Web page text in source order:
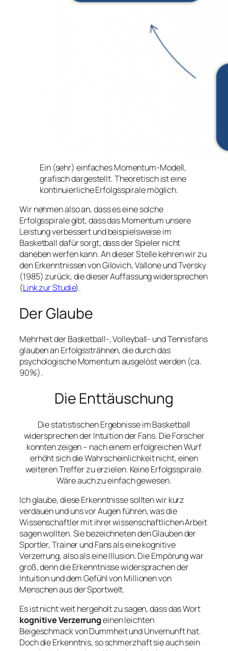
Ein (sehr) einfaches Momentum-Modell,
grafisch dargestellt. Theoretisch ist eine
kontinuierliche Erfolgsspirale möglich.
Wir nehmen also an, dass es eine solche
Erfolgsspirale gibt, dass das Momentum unsere
Leistung verbessert und beispielsweise im
Basketball dafür sorgt, dass der Spieler nicht
daneben werfen kann. An dieser Stelle kehren wir zu
den Erkenntnissen von Gilovich, Vallone und Tversky
(1985) zurück, die dieser Auffassung widersprechen
(Link zur Studie).
Der Glaube
Mehrheit der Basketball-, Volleyball- und Tennisfans
glauben an Erfolgssträhnen, die durch das
psychologische Momentum ausgelöst werden (ca.
90%).
Die Enttäuschung
Die statistischen Ergebnisse im Basketball
widersprechen der Intuition der Fans. Die Forscher
konnten zeigen – nach einem erfolgreichen Wurf
erhöht sich die Wahrscheinlichkeit nicht, einen
weiteren Treffer zu erzielen. Keine Erfolgsspirale.
Wäre auch zu einfach gewesen.
Ich glaube, diese Erkenntnisse sollten wir kurz
verdauen und uns vor Augen führen, was die
Wissenschaftler mit ihrer wissenschaftlichen Arbeit
sagen wollten. Sie bezeichneten den Glauben der
Sportler, Trainer und Fans als eine kognitive
Verzerrung, also als eine Illusion. Die Empörung war
groß, denn die Erkenntnisse widersprachen der
Intuition und dem Gefühl von Millionen von
Menschen aus der Sportwelt.
Es ist nicht weit hergeholt zu sagen, dass das Wort
kognitive Verzerrungeinen leichten
Beigeschmack von Dummheit und Unvernunft hat.
Doch die Erkenntnis, so schmerzhaft sie auch sein